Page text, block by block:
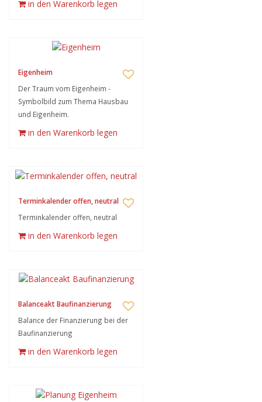
in den Warenkorb legen
Eigenheim
Der Traum vom Eigenheim -
Symbolbild zum Thema Hausbau
und Eigenheim.
in den Warenkorb legen
Terminkalender offen, neutral
Terminkalender offen, neutral
in den Warenkorb legen
Balanceakt Baufinanzierung
Balance der Finanzierung bei der
Baufinanzierung
in den Warenkorb legen